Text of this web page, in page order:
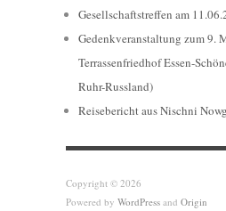
Gesellschaftstreffen am
Gedenkveranstaltung zum 9.
Terrassenfriedhof Essen-
Ruhr-Russland)
Reisebericht aus Nischni
Copyright © 2026
Powered by WordPress and Origin